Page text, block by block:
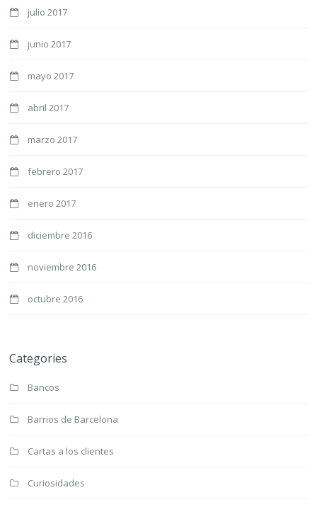
julio 2017
junio 2017
mayo 2017
abril 2017
marzo 2017
febrero 2017
enero 2017
diciembre 2016
noviembre 2016
octubre 2016
Categories
Bancos
Barrios de Barcelona
Cartas a los clientes
Curiosidades